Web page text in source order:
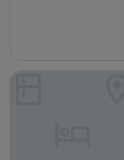
Vander Aparthotel